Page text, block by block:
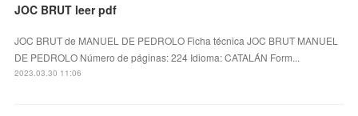
JOC BRUT leer pdf
JOC BRUT de MANUEL DE PEDROLO Ficha técnica JOC BRUT MANUEL
DE PEDROLO Número de páginas: 224 Idioma: CATALÁN Form...
2023.03.30 11:06